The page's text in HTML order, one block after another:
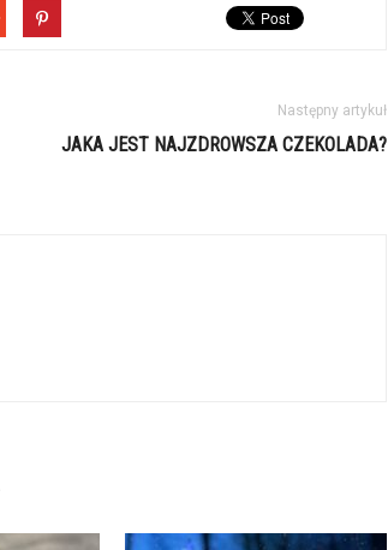
Następny artykuł
JAKA JEST NAJZDROWSZA CZEKOLADA?